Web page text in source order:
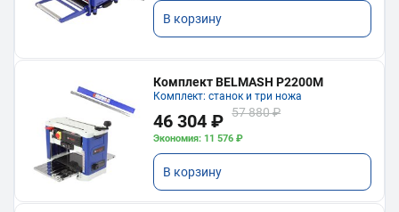
В корзину
Комплект BELMASH P2200M
Комплект: станок и три ножа
46 304 ₽ 57 880 ₽
Экономия: 11 576 ₽
В корзину